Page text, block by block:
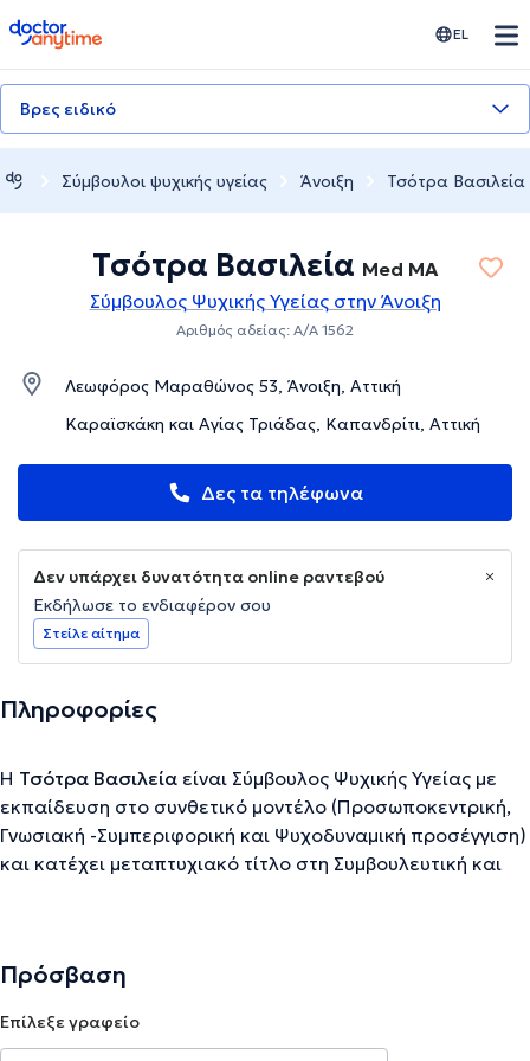
doctoranytime EL
Βρες ειδικό
Σύμβουλοι ψυχικής υγείας Άνοιξη Τσότρα Βασιλεία
Τσότρα Βασιλεία Med MA
Σύμβουλος Ψυχικής Υγείας στην Άνοιξη
Αριθμός αδείας: Α/Α 1562
Λεωφόρος Μαραθώνος 53, Άνοιξη, Αττική
Καραϊσκάκη και Αγίας Τριάδας, Καπανδρίτι, Αττική
Δες τα τηλέφωνα
Δεν υπάρχει δυνατότητα online ραντεβού
Εκδήλωσε το ενδιαφέρον σου
Στείλε αίτημα
Πληροφορίες
Η Τσότρα Βασιλεία είναι Σύμβουλος Ψυχικής Υγείας με
εκπαίδευση στο συνθετικό μοντέλο (Προσωποκεντρική,
Γνωσιακή -Συμπεριφορική και Ψυχοδυναμική προσέγγιση)
και κατέχει μεταπτυχιακό τίτλο στη Συμβουλευτική και
περιβάλλον και στη διαχείριση του άγχους της εφηβικής
of Athens “Eφηβική Υγεία- Ψυχολογία και συμπεριφορά
Πρόσβαση
Επίλεξε γραφείο